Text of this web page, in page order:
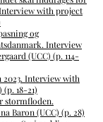
nterview with project
og
. Interview
(UCC) (p. 114-
2023. Interview with
18-21)
stormfloden.
Baron (UCC) (p. 28)